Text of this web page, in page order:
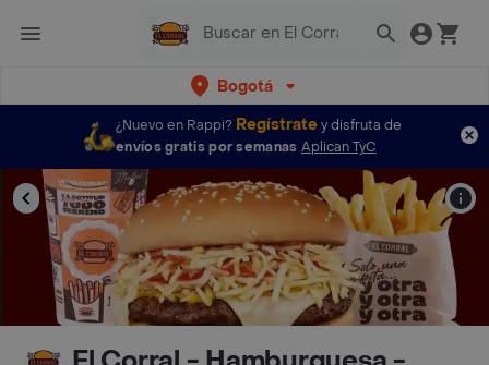
Bogotá
¿Nuevo en Rappi? Regístratey disfruta de
envíos gratis por semanas Aplican TyC